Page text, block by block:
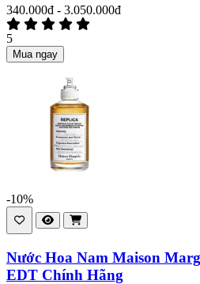
340.000đ - 3.050.000đ
5
Mua ngay
-10%
Nước Hoa Nam Maison
EDT Chính Hãng